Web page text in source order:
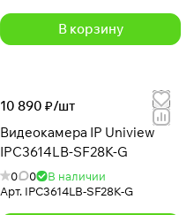
В корзину
10 890 ₽/шт
Видеокамера IP Uniview
IPC3614LB-SF28K-G
0 0
В наличии
Арт. IPC3614LB-SF28K-G